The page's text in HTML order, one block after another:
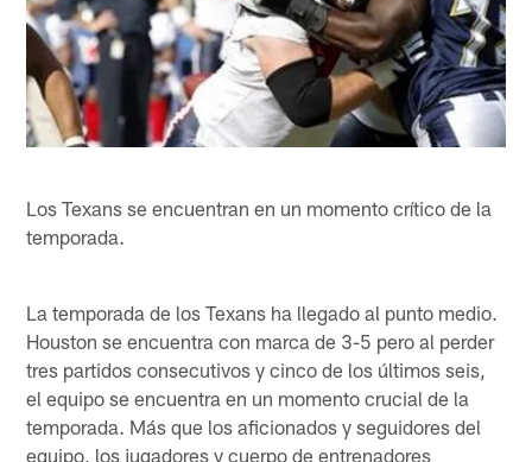
Los Texans se encuentran en un momento crítico de la
temporada.
La temporada de los Texans ha llegado al punto medio.
Houston se encuentra con marca de 3-5 pero al perder
tres partidos consecutivos y cinco de los últimos seis,
el equipo se encuentra en un momento crucial de la
temporada. Más que los aficionados y seguidores del
equipo, los jugadores y cuerpo de entrenadores